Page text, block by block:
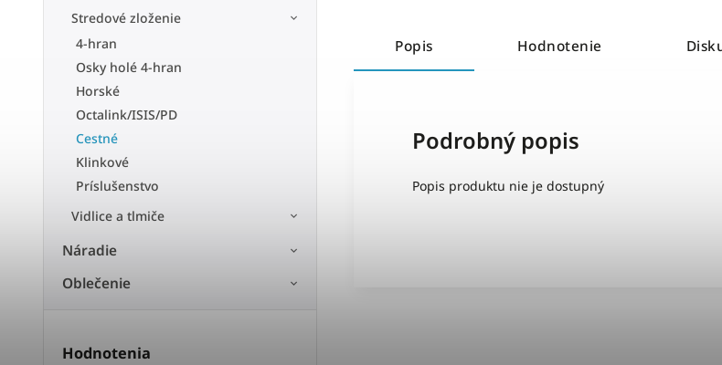
Stredové zloženie
4-hran
Osky holé 4-hran
Horské
Octalink/ISIS/PD
Cestné
Klinkové
Príslušenstvo
Vidlice a tlmiče
Náradie
Oblečenie
Hodnotenia
Popis Hodnotenie
Podrobný popis
Popis produktu nie je dostupný